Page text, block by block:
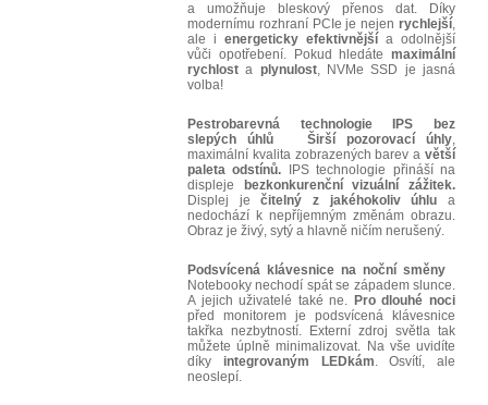
a umožňuje bleskový přenos dat. Díky
modernímu rozhraní PCIe je nejen rychlejší,
ale i energeticky efektivnější a odolnější
vůči opotřebení. Pokud hledáte maximální
rychlost a plynulost, NVMe SSD je jasná
volba!
Pestrobarevná technologie IPS bez
slepých úhlů
Širší pozorovací úhly,
maximální kvalita zobrazených barev a větší
paleta odstínů. IPS technologie přináší na
displeje
bezkonkurenční vizuální zážitek.
Displej ječitelný z jakéhokoliv úhlu a
nedochází k nepříjemným změnám obrazu.
Obraz je živý, sytý a hlavně ničím nerušený.
Podsvícená klávesnice na noční směny
Notebooky nechodí spát se západem slunce.
A jejich uživatelé také ne. Pro dlouhé noci
před monitorem je podsvícená klávesnice
takřka nezbytností. Externí zdroj světla tak
můžete úplně minimalizovat. Na vše uvidíte
díky integrovaným LEDkám. Osvítí, ale
neoslepí.